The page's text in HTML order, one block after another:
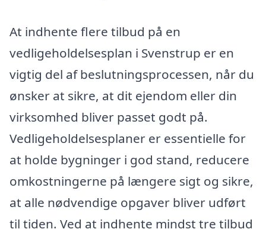
At indhente flere tilbud på en
vedligeholdelsesplan i Svenstrup er en
vigtig del af beslutningsprocessen, når du
ønsker at sikre, at dit ejendom eller din
virksomhed bliver passet godt på.
Vedligeholdelsesplaner er essentielle for
at holde bygninger i god stand, reducere
omkostningerne på længere sigt og sikre,
at alle nødvendige opgaver bliver udført
til tiden. Ved at indhente mindst tre tilbud